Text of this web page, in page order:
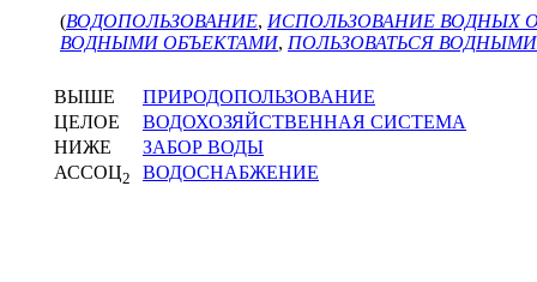
(ВОДОПОЛЬЗОВАНИЕ, ИСПОЛЬЗОВАНИЕ ВОДНЫХ
ВОДНЫМИ ОБЪЕКТАМИ, ПОЛЬЗОВАТЬСЯ
ВЫШЕ
ПРИРОДОПОЛЬЗОВАНИЕ
ЦЕЛОЕ
ВОДОХОЗЯЙСТВЕННАЯ СИСТЕМА
НИЖЕ
ЗАБОР ВОДЫ
АССОЦ2 ВОДОСНАБЖЕНИЕ